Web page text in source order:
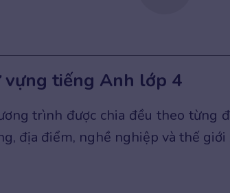
vựng tiếng Anh lớp 4
trình được chia đều theo từng
địa điểm, nghề nghiệp và thế